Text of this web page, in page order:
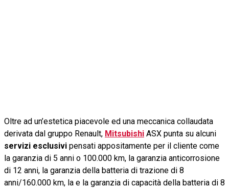
Oltre ad un’estetica piacevole ed una meccanica collaudata
derivata dal gruppo Renault, Mitsubishi ASX punta su alcuni
servizi esclusivi pensati appositamente per il cliente come
la garanzia di 5 anni o 100.000 km, la garanzia anticorrosione
di 12 anni, la garanzia della batteria di trazione di 8
anni/160.000 km, la e la garanzia di capacità della batteria di 8